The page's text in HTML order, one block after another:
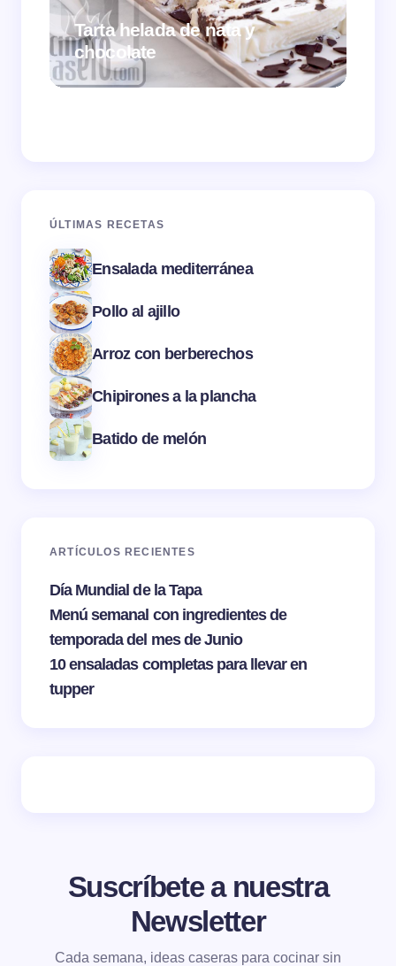
Tarta helada de nata y
chocolate
ÚLTIMAS RECETAS
Ensalada mediterránea
Pollo al ajillo
Arroz con berberechos
Chipirones a la plancha
Batido de melón
ARTÍCULOS RECIENTES
Día Mundial de la Tapa
Menú semanal con ingredientes de
temporada del mes de Junio
10 ensaladas completas para llevar en
tupper
Suscríbete a nuestra
Newsletter
Cada semana, ideas caseras para cocinar sin